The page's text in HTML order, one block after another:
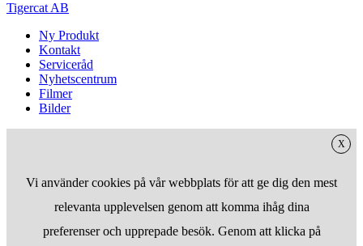
Tigercat AB
Ny Produkt
Kontakt
Serviceråd
Nyhetscentrum
Filmer
Bilder
X
Vi använder cookies på vår webbplats för att ge dig den mest
relevanta upplevelsen genom att komma ihåg dina
preferenser och upprepade besök. Genom att klicka på